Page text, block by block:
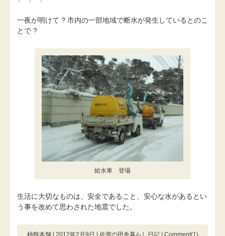
一夜が明けて ? 市内の一部地域で断水が発生しているとのこ
とで ?
給水車 登場
生活に大切なものは、安全であること、安心な水があるとい
う事を改めて思わされた地震でした。
柿餅本舗 | 2012年2月9日 | 佐渡の田舎暮らし日記| Comment(1)